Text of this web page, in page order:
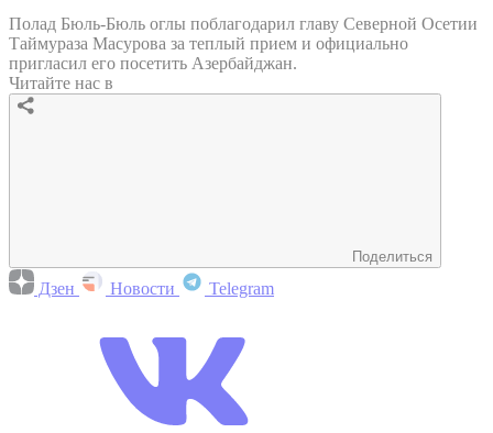
Полад Бюль-Бюль оглы поблагодарил главу Северной Осетии
Таймураза Масурова за теплый прием и официально
пригласил его посетить Азербайджан.
Читайте нас в
Поделиться
Дзен Новости Telegram